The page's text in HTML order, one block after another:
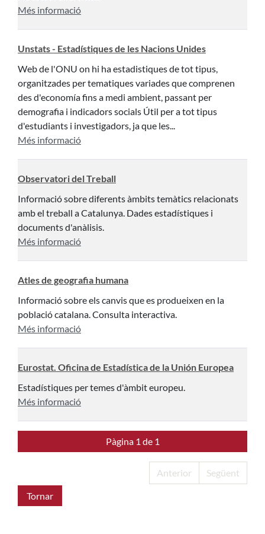
Més informació
Unstats - Estadístiques de les Nacions Unides
Web de l'ONU on hi ha estadistiques de tot tipus,
organitzades per tematiques variades que comprenen
des d'economía fins a medi ambient, passant per
demografia i indicadors socials Útil per a tot tipus
d'estudiants i investigadors, ja que les...
Més informació
Observatori del Treball
Informació sobre diferents àmbits temàtics relacionats
amb el treball a Catalunya. Dades estadístiques i
documents d'anàlisis.
Més informació
Atles de geografia humana
Informació sobre els canvis que es produeixen en la
població catalana. Consulta interactiva.
Més informació
Eurostat. Oficina de Estadística de la Unión Europea
Estadístiques per temes d'àmbit europeu.
Més informació
Pàgina 1 de 1
Anterior Següent
Tornar